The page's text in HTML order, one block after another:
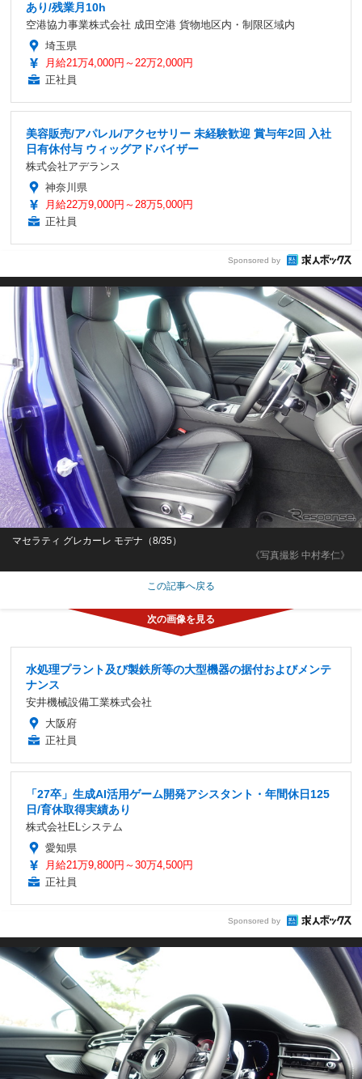
あり/残業月10h
空港協力事業株式会社 成田空港 貨物地区内・制限区域内
埼玉県
月給21万4,000円～22万2,000円
正社員
美容販売/アパレル/アクセサリー 未経験歓迎 賞与年2回 入社
日有休付与 ウィッグアドバイザー
株式会社アデランス
神奈川県
月給22万9,000円～28万5,000円
正社員
Sponsored by
《写真撮影 中村孝仁》
マセラティ グレカーレ モデナ（8/35）
この記事へ戻る
水処理プラント及び製鉄所等の大型機器の据付およびメンテ
ナンス
安井機械設備工業株式会社
大阪府
正社員
「27卒」生成AI活用ゲーム開発アシスタント・年間休日125
日/育休取得実績あり
株式会社ELシステム
愛知県
月給21万9,800円～30万4,500円
正社員
Sponsored by